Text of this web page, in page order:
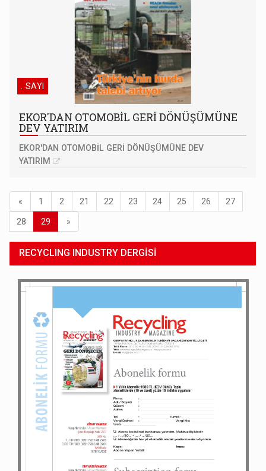
. SAYI
EKOR'DAN OTOMOBİL GERİ DÖNÜŞÜMÜNE
DEV YATIRIM
EKOR'DAN OTOMOBİL GERİ DÖNÜŞÜMÜNE DEV
YATIRIM
« 1 2 21 22 23 24 25 26 27
28 29 (current)
»Next
RECYCLING INDUSTRY DERGİSİ